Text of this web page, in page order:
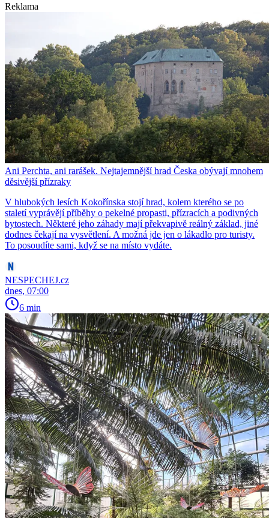
Reklama
Ani Perchta, ani rarášek. Nejtajemnější hrad Česka obývají mnohem
děsivější přízraky
V hlubokých lesích Kokořínska stojí hrad, kolem kterého se po
staletí vyprávějí příběhy o pekelné propasti, přízracích a podivných
bytostech. Některé jeho záhady mají překvapivě reálný základ, jiné
dodnes čekají na vysvětlení. A možná jde jen o lákadlo pro turisty.
To posoudíte sami, když se na místo vydáte.
NESPECHEJ.cz
dnes, 07:00
6 min